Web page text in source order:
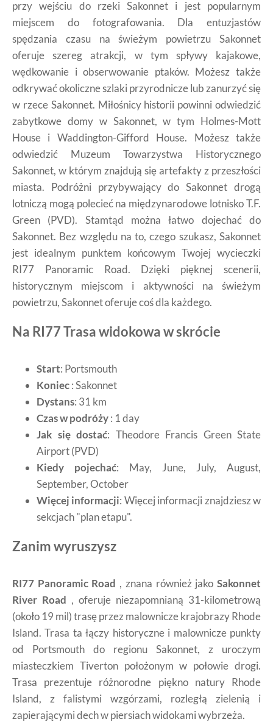
przy wejściu do rzeki Sakonnet i jest popularnym
miejscem do fotografowania. Dla entuzjastów
spędzania czasu na świeżym powietrzu Sakonnet
oferuje szereg atrakcji, w tym spływy kajakowe,
wędkowanie i obserwowanie ptaków. Możesz także
odkrywać okoliczne szlaki przyrodnicze lub zanurzyć się
w rzece Sakonnet. Miłośnicy historii powinni odwiedzić
zabytkowe domy w Sakonnet, w tym Holmes-Mott
House i Waddington-Gifford House. Możesz także
odwiedzić Muzeum Towarzystwa Historycznego
Sakonnet, w którym znajdują się artefakty z przeszłości
miasta. Podróżni przybywający do Sakonnet drogą
lotniczą mogą polecieć na międzynarodowe lotnisko T.F.
Green (PVD). Stamtąd można łatwo dojechać do
Sakonnet. Bez względu na to, czego szukasz, Sakonnet
jest idealnym punktem końcowym Twojej wycieczki
RI77 Panoramic Road. Dzięki pięknej scenerii,
historycznym miejscom i aktywności na świeżym
powietrzu, Sakonnet oferuje coś dla każdego.
Na RI77 Trasa widokowa w skrócie
Start: Portsmouth
Koniec:Sakonnet
Dystans: 31 km
Czas w podróży: 1day
Jak się dostać: Theodore Francis Green State
Airport (PVD)
Kiedy pojechać: May, June, July, August,
September, October
Więcej informacji: Więcej informacji znajdziesz w
sekcjach "plan etapu".
Zanim wyruszysz
RI77 Panoramic Road , znana również jakoSakonnet
River Road , oferuje niezapomnianą 31-kilometrową
(około 19 mil) trasę przez malownicze krajobrazy Rhode
Island. Trasa ta łączy historyczne i malownicze punkty
od Portsmouth do regionu Sakonnet, z uroczym
miasteczkiem Tiverton położonym w połowie drogi.
Trasa prezentuje różnorodne piękno natury Rhode
Island, z falistymi wzgórzami, rozległą zielenią i
zapierającymi dech w piersiach widokami wybrzeża.